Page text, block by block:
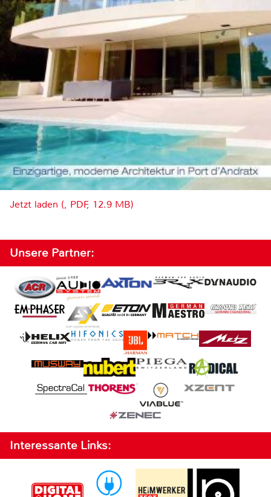
Jetzt laden (, PDF, 12.9 MB)
Unsere Partner:
Interessante Links: